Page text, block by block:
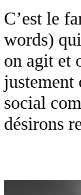
C’est le
words)
on agit et
justement
social
désirons